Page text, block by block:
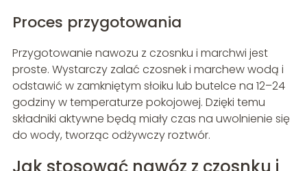
Proces przygotowania
Przygotowanie nawozu z czosnku i marchwi jest
proste. Wystarczy zalać czosnek i marchew wodą i
odstawić w zamkniętym słoiku lub butelce na 12–24
godziny w temperaturze pokojowej. Dzięki temu
składniki aktywne będą miały czas na uwolnienie się
do wody, tworząc odżywczy roztwór.
Jak stosować nawóz z czosnku i